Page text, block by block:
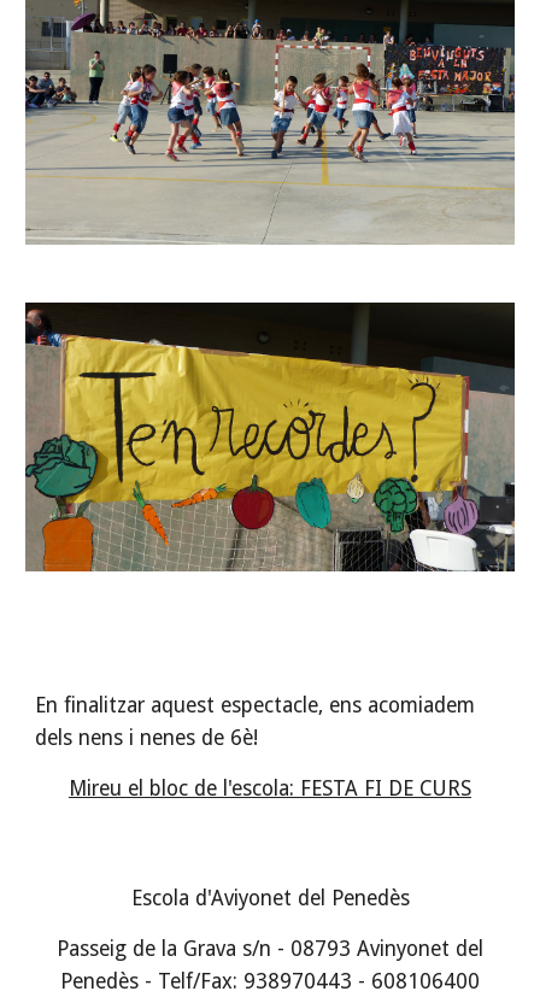
En finalitzar aquest espectacle, ens acomiadem
dels nens i nenes de 6è!
Mireu el bloc de l'escola: FESTA FI DE CURS
Escola d'Aviyonet del Penedès
Passeig de la Grava s/n - 08793 Avinyonet del
Penedès - Telf/Fax: 938970443 - 608106400